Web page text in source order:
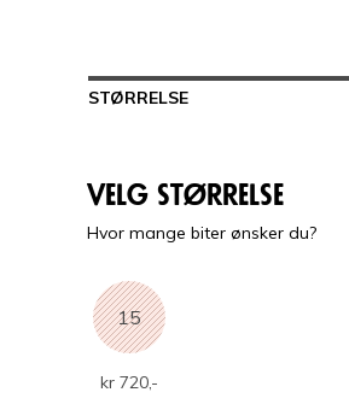
STØRRELSE
Velg størrelse
Hvor mange biter ønsker du?
15
kr 720,-